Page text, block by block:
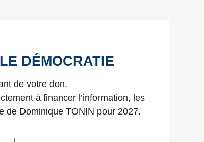
DÉMOCRATIE
de votre don.
à financer l’information, les
de Dominique TONIN pour 2027.